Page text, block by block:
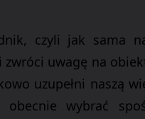
czyli jak sama
uwagę na
uzupełni naszą
obecnie wybrać